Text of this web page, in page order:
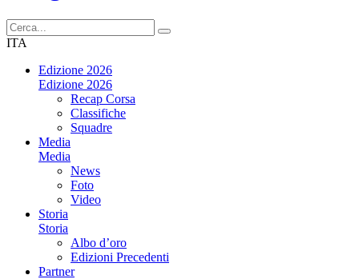
ITA
Edizione 2026
Edizione 2026
Recap Corsa
Classifiche
Squadre
Media
Media
News
Foto
Video
Storia
Storia
Albo d’oro
Edizioni Precedenti
Partner